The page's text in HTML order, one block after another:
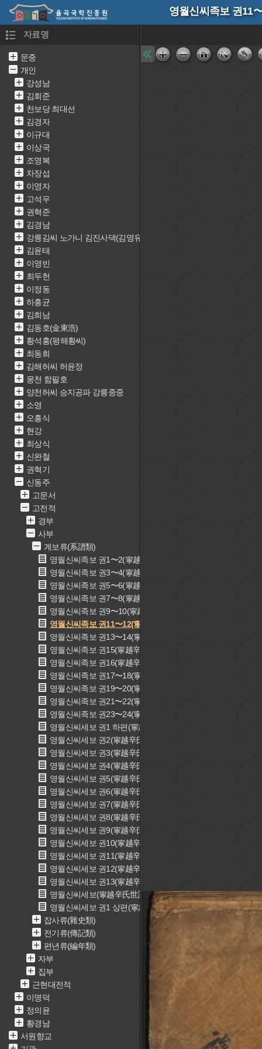
영월신씨족보 권11
자료명
문중
개인
강성남
김회준
천보당 최대선
김경자
이규대
이상국
조영복
차장섭
이영자
고석우
권혁준
김경남
강릉김씨 노가니 김진사댁(김영유)
김윤태
이영빈
최두헌
이정동
하홍균
김희남
김동호(金東浩)
황석홍(평해황씨)
최동희
김해허씨 허윤정
몽천 함필호
양천허씨 승지공파 강릉종중
소영
오흥식
현강
최상식
신완철
권혁기
신동주
고문서
고전적
경부
사부
계보류(系譜類)
영월신씨족보 권1〜2(寧越辛氏世譜 卷一〜二)
영월신씨족보 권3〜4(寧越辛氏世譜 卷三〜四)
영월신씨족보 권5〜6(寧越辛氏世譜 卷五〜六)
영월신씨족보 권7〜8(寧越辛氏世譜 卷七〜八)
영월신씨족보 권9〜10(寧越辛氏世譜 卷九〜十)
영월신씨족보 권11〜12(寧越辛氏世譜 卷十一〜十二)
영월신씨족보 권13〜14(寧越辛氏世譜 卷十三一〜十四)
영월신씨족보 권15(寧越辛氏世譜 卷十五)
영월신씨족보 권16(寧越辛氏世譜 卷十六)
영월신씨족보 권17〜18(寧越辛氏世譜 卷十七〜十八)
영월신씨족보 권19〜20(寧越辛氏世譜 卷十九〜二十)
영월신씨족보 권21〜22(寧越辛氏世譜 卷二十一〜二十二)
영월신씨족보 권23〜24(寧越辛氏世譜 卷二十三〜二十四)
영월신씨세보 권1 하편(寧越辛氏世譜 卷一 下篇)
영월신씨세보 권2(寧越辛氏世譜 卷二)
영월신씨세보 권3(寧越辛氏世譜 卷三)
영월신씨세보 권4(寧越辛氏世譜 卷四)
영월신씨세보 권5(寧越辛氏世譜 卷五)
영월신씨세보 권6(寧越辛氏世譜 卷六)
영월신씨세보 권7(寧越辛氏世譜 卷七)
영월신씨세보 권8(寧越辛氏世譜 卷八)
영월신씨세보 권9(寧越辛氏世譜 卷九)
영월신씨세보 권10(寧越辛氏世譜 卷十)
영월신씨세보 권11(寧越辛氏世譜 卷十一)
영월신씨세보 권12(寧越辛氏世譜 卷十二)
영월신씨세보 권13(寧越辛氏世譜 卷十三)
영월신씨세보(寧越辛氏世譜)
영월신씨세보 권1 상편(寧越辛氏世譜 卷一 上篇)
잡사류(雜史類)
전기류(傳記類)
편년류(編年類)
자부
집부
근현대전적
이명덕
정의윤
황경남
서원향교